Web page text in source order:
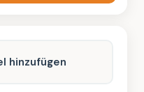
hinzufügen